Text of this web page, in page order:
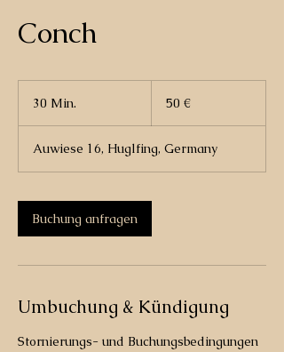
Conch
30 Min.
i
n
50 €
Auwiese 16, Huglfing, Germany
Buchung anfragen
Umbuchung & Kündigung
Stornierungs- und Buchungsbedingungen